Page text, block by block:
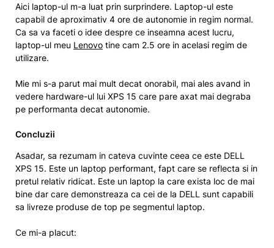
Aici laptop-ul m-a luat prin surprindere. Laptop-ul este
capabil de aproximativ 4 ore de autonomie in regim normal.
Ca sa va faceti o idee despre ce inseamna acest lucru,
laptop-ul meu Lenovo tine cam 2.5 ore in acelasi regim de
utilizare.
Mie mi s-a parut mai mult decat onorabil, mai ales avand in
vedere hardware-ul lui XPS 15 care pare axat mai degraba
pe performanta decat autonomie.
Concluzii
Asadar, sa rezumam in cateva cuvinte ceea ce este DELL
XPS 15. Este un laptop performant, fapt care se reflecta si in
pretul relativ ridicat. Este un laptop la care exista loc de mai
bine dar care demonstreaza ca cei de la DELL sunt capabili
sa livreze produse de top pe segmentul laptop.
Ce mi-a placut: